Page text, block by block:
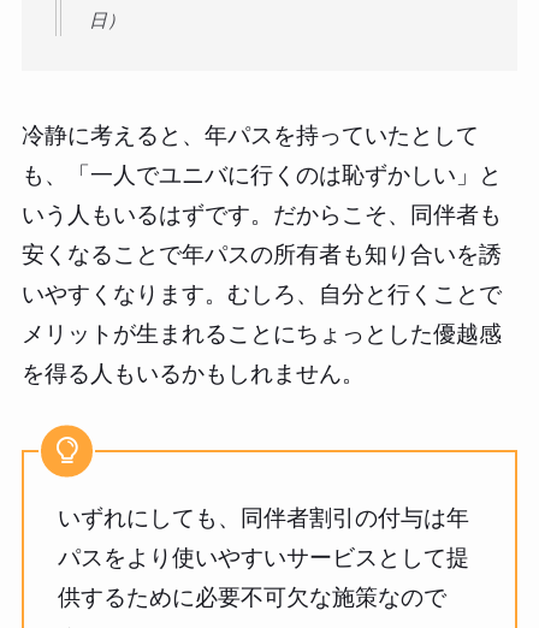
日）
冷静に考えると、年パスを持っていたとして
も、「一人でユニバに行くのは恥ずかしい」と
いう人もいるはずです。だからこそ、同伴者も
安くなることで年パスの所有者も知り合いを誘
いやすくなります。むしろ、自分と行くことで
メリットが生まれることにちょっとした優越感
を得る人もいるかもしれません。
いずれにしても、同伴者割引の付与は年
パスをより使いやすいサービスとして提
供するために必要不可欠な施策なので